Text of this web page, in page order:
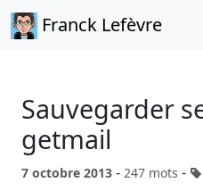
Franck Lefèvre
Sauvegarder
getmail
7 octobre 2013 - 247 mots -